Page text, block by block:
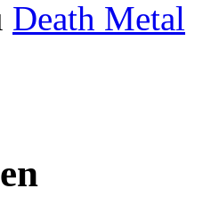
Death Metal